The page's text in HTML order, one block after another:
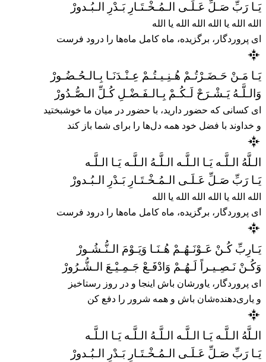
يَـا رَبِّ صَـلِّ عَـلَـى الـمُـخْـتَـارِ بَـدْرِ الـبُـدورْ
الله الله یا الله الله الله یا الله
ای پروردگار، برگزیده، ماه کامل ماه‌ها را درود فرست
يَـا مَـنْ حَـضَـرْتُـمْ هُـنِـيـتُـمْ عِـنْـدَنَـا بِـالـحُـضُـورْ
وَالـلَّـهُ يَـشْـرَحْ لَـكُـمْ بِـالـفَـضْـلِ كُـلِّ الـصُّـدُورْ
ای کسانی که حضور دارید، با حضور در میان ما خوشبختید
و خداوند با فضل خود همه دل‌ها را برای شما باز کند
الـلَّهُ الـلَّـه يَـا الـلَّـه الـلَّـهُ الـلَّـه يَـا الـلَّـه
يَـا رَبِّ صَـلِّ عَـلَـى الـمُـخْـتَـارِ بَـدْرِ الـبُـدورْ
الله الله یا الله الله الله یا الله
ای پروردگار، برگزیده، ماه کامل ماه‌ها را درود فرست
يَـارِبِّ كُـنْ عَـوْنَـهُـمْ هُـنَـا وَيَـوْمَ الـنُّـشُـورْ
وَكُـنْ نَـصِـيـراً لَـهُـمْ وَادْفَـعْ جَـمِـيْـعَ الـشُّـرُورْ
ای پروردگار، یاورشان باش اینجا و در روز رستاخیز
و یاری‌دهنده‌شان باش و همه شرور را دفع کن
الـلَّهُ الـلَّـه يَـا الـلَّـه الـلَّـهُ الـلَّـه يَـا الـلَّـه
يَـا رَبِّ صَـلِّ عَـلَـى الـمُـخْـتَـارِ بَـدْرِ الـبُـدورْ